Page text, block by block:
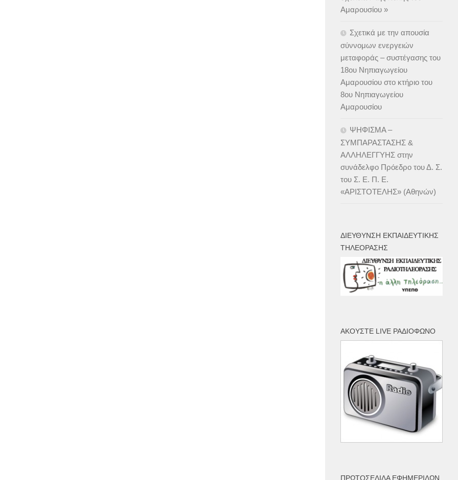
Αμαρουσίου »
Σχετικά με την απουσία
σύννομων ενεργειών
μεταφοράς – συστέγασης του
18ου Νηπιαγωγείου
Αμαρουσίου στο κτήριο του
8ου Νηπιαγωγείου
Αμαρουσίου
ΨΗΦΙΣΜΑ –
ΣΥΜΠΑΡΑΣΤΑΣΗΣ &
ΑΛΛΗΛΕΓΓΥΗΣ στην
συνάδελφο Πρόεδρο του Δ. Σ.
του Σ. Ε. Π. Ε.
«ΑΡΙΣΤΟΤΕΛΗΣ» (Αθηνών)
ΔΙΕΎΘΥΝΣΗ ΕΚΠΑΙΔΕΥΤΙΚΉΣ
ΤΗΛΕΌΡΑΣΗΣ
ΑΚΟΎΣΤΕ LIVE ΡΑΔΙΌΦΩΝΟ
ΠΡΩΤΟΣΈΛΙΔΑ ΕΦΗΜΕΡΊΔΩΝ